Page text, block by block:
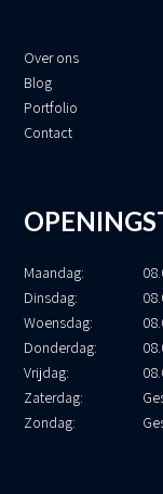
Over ons
Blog
Portfolio
Contact
Maandag:
Dinsdag:
Woensdag:
Donderdag:
Vrijdag:
Zaterdag:
Zondag: